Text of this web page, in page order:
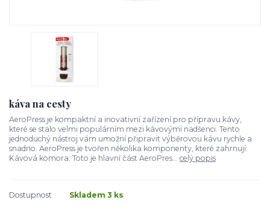
káva na cesty
AeroPress je kompaktní a inovativní zařízení pro přípravu kávy,
které se stalo velmi populárním mezi kávovými nadšenci. Tento
jednoduchý nástroj vám umožní připravit výběrovou kávu rychle a
snadno. AeroPress je tvořen několika komponenty, které zahrnují:
Kávová komora: Toto je hlavní část AeroPres... celý popis
Dostupnost Skladem 3 ks